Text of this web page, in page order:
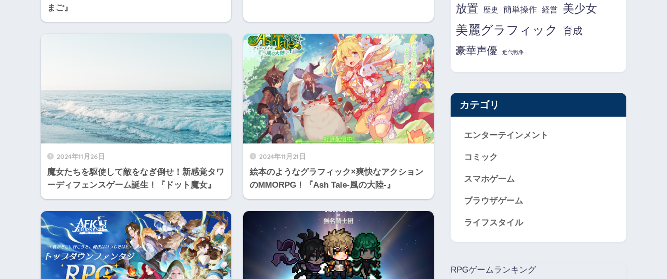
まご』
2024年11月26日
魔女たちを駆使して敵をなぎ倒せ！新感覚タワ
ーディフェンスゲーム誕生！『ドット魔女』
2024年11月21日
絵本のようなグラフィック×爽快なアクション
のMMORPG！『Ash Tale-風の大陸-』
放置 歴史 簡単操作 経営 美少女
美麗グラフィック
育成
豪華声優
近代戦争
カテゴリ
エンターテインメント
コミック
スマホゲーム
ブラウザゲーム
ライフスタイル
RPGゲームランキング